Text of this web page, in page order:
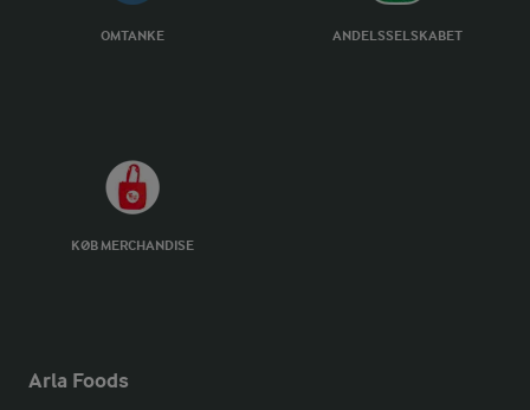
OMTANKE ANDELSSELSKABET
KØB MERCHANDISE
Arla Foods